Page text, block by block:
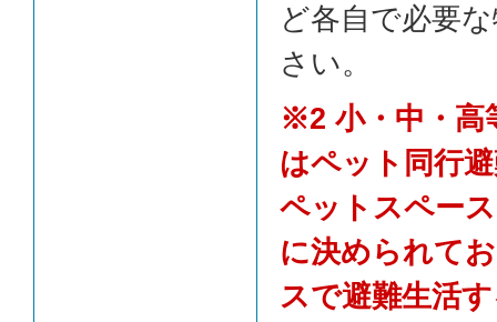
ど各自で必要
さい。
※2 小・中・高
はペット同行
ペットスペー
に決められて
スで避難生活